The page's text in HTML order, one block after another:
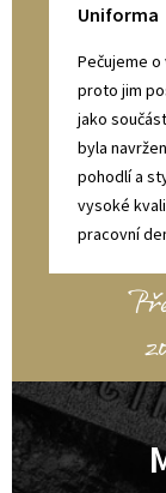
Uniforma
Pečujeme o
proto jim
jako
byla
pohodlí a
vysoké
pracovní